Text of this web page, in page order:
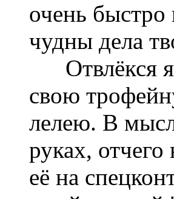
очень быстро
чудны дела
Отвлёкся я,
свою
лелею. В
руках,
её на